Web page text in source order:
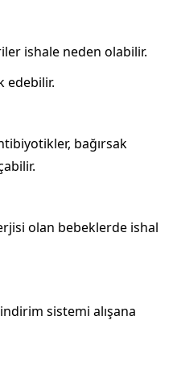
ishale neden olabilir.
edebilir.
bağırsak
olan bebeklerde ishal
sistemi alışana